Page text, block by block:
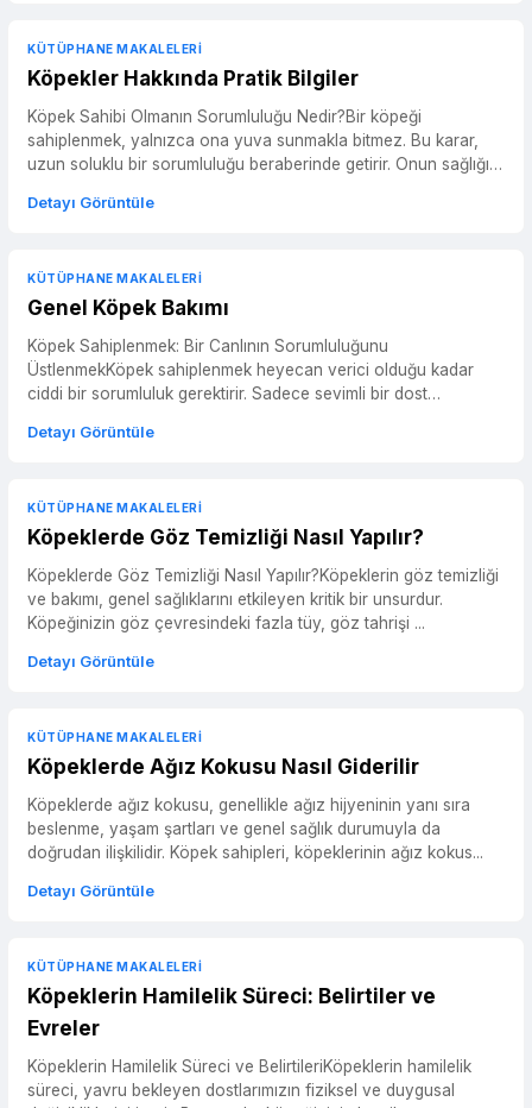
KÜTÜPHANE MAKALELERI
Köpekler Hakkında Pratik Bilgiler
Köpek Sahibi Olmanın Sorumluluğu Nedir?Bir köpeği
sahiplenmek, yalnızca ona yuva sunmakla bitmez. Bu karar,
uzun soluklu bir sorumluluğu beraberinde getirir. Onun sağlığı,
Detayı Görüntüle
KÜTÜPHANE MAKALELERI
Genel Köpek Bakımı
Köpek Sahiplenmek: Bir Canlının Sorumluluğunu
ÜstlenmekKöpek sahiplenmek heyecan verici olduğu kadar
ciddi bir sorumluluk gerektirir. Sadece sevimli bir dost
Detayı Görüntüle
KÜTÜPHANE MAKALELERI
Köpeklerde Göz Temizliği Nasıl Yapılır?
Köpeklerde Göz Temizliği Nasıl Yapılır?Köpeklerin göz temizliği
ve bakımı, genel sağlıklarını etkileyen kritik bir unsurdur.
Köpeğinizin göz çevresindeki fazla tüy, göz tahrişi ...
Detayı Görüntüle
KÜTÜPHANE MAKALELERI
Köpeklerde Ağız Kokusu Nasıl Giderilir
Köpeklerde ağız kokusu, genellikle ağız hijyeninin yanı sıra
beslenme, yaşam şartları ve genel sağlık durumuyla da
doğrudan ilişkilidir. Köpek sahipleri, köpeklerinin ağız kokus...
Detayı Görüntüle
KÜTÜPHANE MAKALELERI
Köpeklerin Hamilelik Süreci: Belirtiler ve
Evreler
Köpeklerin Hamilelik Süreci ve BelirtileriKöpeklerin hamilelik
süreci, yavru bekleyen dostlarımızın fiziksel ve duygusal